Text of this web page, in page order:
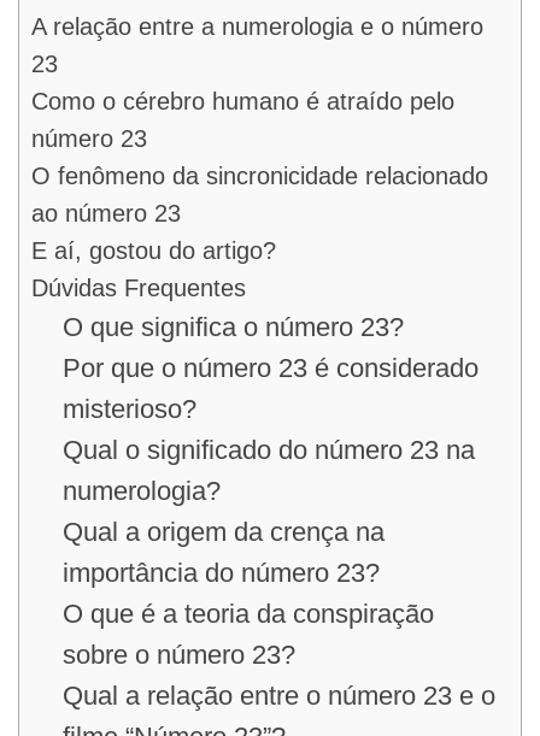
A relação entre a numerologia e o número
23
Como o cérebro humano é atraído pelo
número 23
O fenômeno da sincronicidade relacionado
ao número 23
E aí, gostou do artigo?
Dúvidas Frequentes
O que significa o número 23?
Por que o número 23 é considerado
misterioso?
Qual o significado do número 23 na
numerologia?
Qual a origem da crença na
importância do número 23?
O que é a teoria da conspiração
sobre o número 23?
Qual a relação entre o número 23 e o